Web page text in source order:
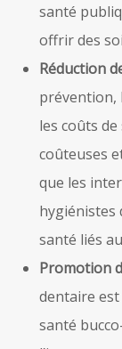
santé
offrir des
Réduction
prévention,
les coûts
coûteuses
que les
hygiénistes
santé liés
Promotion
dentaire
santé